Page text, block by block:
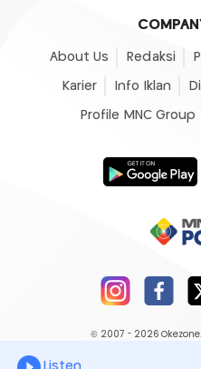
Listen